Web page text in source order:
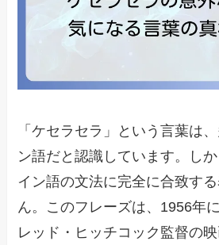
「ケセラセラ」という言葉は
ン語だと認識しています。し
イン語の文法に完全に合致す
ん。このフレーズは、1956年
レッド・ヒッチコック監督の